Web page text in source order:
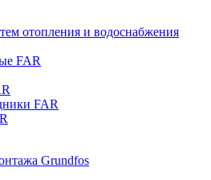
отопления и водоснабжения
FAR
FAR
Grundfos